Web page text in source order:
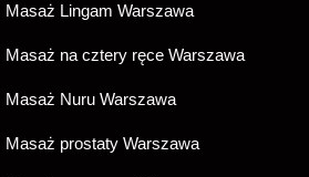
Masaż Lingam Warszawa
Masaż na cztery ręce Warszawa
Masaż Nuru Warszawa
Masaż prostaty Warszawa